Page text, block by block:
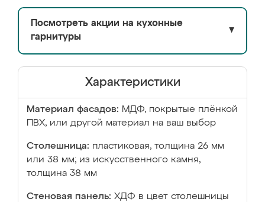
Посмотреть акции на кухонные
гарнитуры
▼
Характеристики
Материал фасадов: МДФ, покрытые плёнкой
ПВХ, или другой материал на ваш выбор
Столешница: пластиковая, толщина 26 мм
или 38 мм; из искусственного камня,
толщина 38 мм
Стеновая панель: ХДФ в цвет столешницы